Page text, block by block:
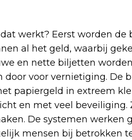
werkt? Eerst worden
al het geld, waarbij
en nette biljetten
door voor vernietiging. De
papiergeld in extreem
en met veel
De systemen werken
mensen bij betrokken